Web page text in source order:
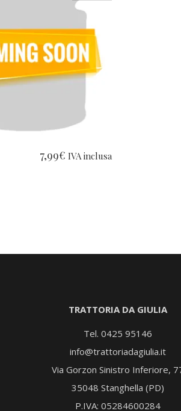
LEGGI DI PIÙ
7,99€ IVA inclusa
TRATTORIA DA GIULIA
Tel. 0425 95146
info@trattoriadagiulia.it
Via Gorzon Sinistro Inferiore,
35048 Stanghella (PD)
P.IVA: 05284600284